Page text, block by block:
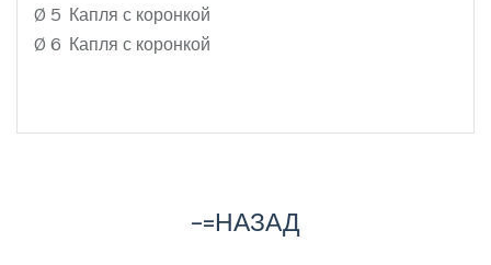
Ø 5 Капля с коронкой
Ø 6 Капля с коронкой
-=НАЗАД